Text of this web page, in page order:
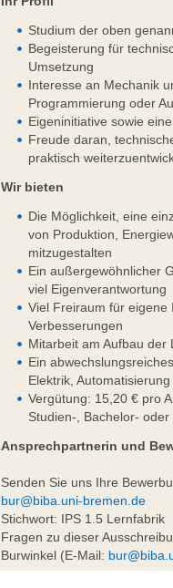
Studium der oben
Begeisterung für
Umsetzung
Interesse an Mechanik
Programmierung oder
Eigeninitiative sowie
Freude daran,
praktisch
Wir bieten
Die Möglichkeit, eine
von Produktion,
mitzugestalten
Ein außergewöhnlicher
viel Eigenverantwortung
Viel Freiraum für eigene
Verbesserungen
Mitarbeit am Aufbau der
Ein
Elektrik,
Vergütung: 15,20 € pro
Studien-, Bachelor-
Ansprechpartnerin und
Senden Sie uns Ihre
bur@biba.uni-bremen.de
Stichwort: IPS 1.5 Lernfabrik
Fragen zu dieser
Burwinkel (E-Mail: